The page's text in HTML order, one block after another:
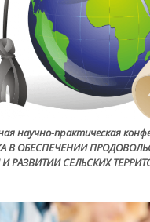
научно-практическая
В ОБЕСПЕЧЕНИИ
РАЗВИТИИ СЕЛЬСКИХ